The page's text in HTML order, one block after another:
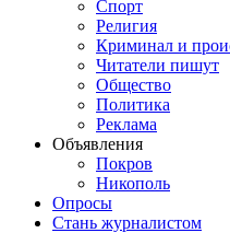
Спорт
Религия
Криминал и
Читатели пишут
Общество
Политика
Реклама
Объявления
Покров
Никополь
Опросы
Стань журналистом